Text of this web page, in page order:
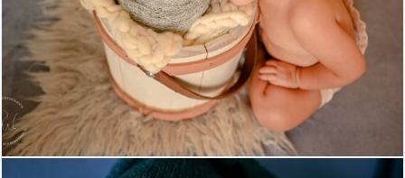
543 87